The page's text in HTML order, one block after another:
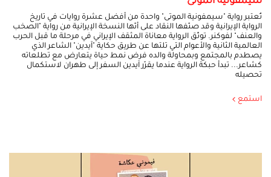
تُعتبر رواية "سيمفونية الموتى" واحدة من أفضل عشرة روايات في تاريخ
الرواية الإيرانية وقد صنّفها النقاد على أنّها النسخة الإيرانية من رواية "الصخب
والعنف" لفوكنر. توثّق الرواية معاناة المثقف الإيراني في مرحلة ما قبل الحرب
العالمية الثانية والأعوام التي تلتها عن طريق حكاية "آيدين" الشاعر الذي
يصطدم بالمجتمع وبمحاولة والده فرض نمط حياة يتعارض مع تطلعاته
كشاعر... تبدأ حبكة الرواية عندما يقرّر آيدين السفر إلى طهران لاستكمال
تحصيله
استمع